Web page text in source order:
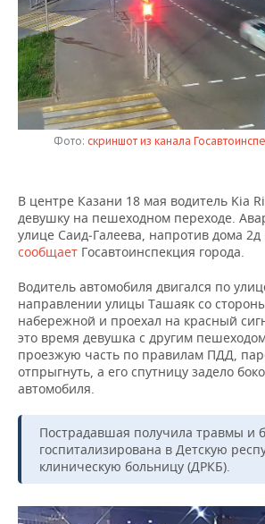
НЕФТЬ
ОПК
ЭНЕРГЕТИКА
ТРАНСПОРТ
УСЛУГИ
IT
МЕДИА
ТЕЛЕКОММУНИКАЦИИ
НОВОСТИ МЕРОПРИЯТИЙ
ВЫЕЗДНАЯ РЕДАКЦИЯ
БИЗНЕС-БРАНЧИ
ОТКРЫТАЯ ЛЕКЦИЯ
СПОРТ
НОВОСТИ СПОРТА
ФУТБОЛ
БАСКЕТБОЛ
ВОЛЕЙБОЛ
КИБЕРСПОРТ
ФИГУРНОЕ КАТАНИЕ
ВОДНЫЕ ВИДЫ СПОРТА
ОБЩЕСТВО
НОВОСТИ ОБЩЕСТВА
ИНФРАСТРУКТУРА
ИСТОРИЯ
КУЛЬТУРА
МЕДИЦИНА
ОБРАЗОВАНИЕ
ФОТОГАЛЕРЕЯ
СПРАВОЧНИК
СПИСОК ПЕРСОН
СПИСОК КОМПАНИЙ
ПОЛНАЯ ВЕРСИЯ
Фото: скриншот из канала
В центре Казани 18 мая водитель Kia
девушку на пешеходном переходе.
улице Саид‑Галеева, напротив дома
сообщает Госавтоинспекция города.
Водитель автомобиля двигался по
направлении улицы Ташаяк со
набережной и проехал на красный
это время девушка с другим
проезжую часть по правилам ПДД,
отпрыгнуть, а его спутницу задело
автомобиля.
Пострадавшая получила травмы и
госпитализирована в Детскую
клиническую больницу (ДРКБ).